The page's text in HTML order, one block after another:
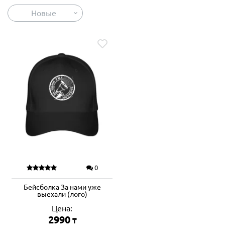
Новые
0
Бейсболка За нами уже
выехали (лого)
Цена:
2990 ₸